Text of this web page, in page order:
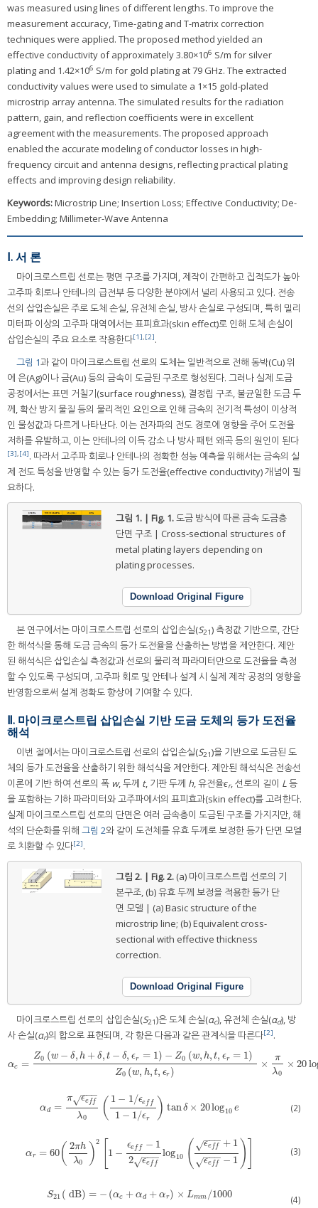
was measured using lines of different lengths. To improve the
measurement accuracy, Time-gating and T-matrix correction
techniques were applied. The proposed method yielded an
effective conductivity of approximately 3.80×106 S/m for silver
plating and 1.42×106 S/m for gold plating at 79 GHz. The extracted
conductivity values were used to simulate a 1×15 gold-plated
microstrip array antenna. The simulated results for the radiation
pattern, gain, and reflection coefficients were in excellent
agreement with the measurements. The proposed approach
enabled the accurate modeling of conductor losses in high-
frequency circuit and antenna designs, reflecting practical plating
effects and improving design reliability.
Keywords:Microstrip Line; Insertion Loss; Effective Conductivity; De-
Embedding; Millimeter-Wave Antenna
Ⅰ. 서 론
마이크로스트립 선로는 평면 구조를 가지며, 제작이 간편하고 집적도가 높아
고주파 회로나 안테나의 급전부 등 다양한 분야에서 널리 사용되고 있다. 전송
선의 삽입손실은 주로 도체 손실, 유전체 손실, 방사 손실로 구성되며, 특히 밀리
미터파 이상의 고주파 대역에서는 표피효과(skin effect)로 인해 도체 손실이
삽입손실의 주요 요소로 작용한다[1],[2].
그림 1과 같이 마이크로스트립 선로의 도체는 일반적으로 전해 동박(Cu) 위
에 은(Ag)이나 금(Au) 등의 금속이 도금된 구조로 형성된다. 그러나 실제 도금
공정에서는 표면 거칠기(surface roughness), 결정립 구조, 불균일한 도금 두
께, 확산 방지 물질 등의 물리적인 요인으로 인해 금속의 전기적 특성이 이상적
인 물성값과 다르게 나타난다. 이는 전자파의 전도 경로에 영향을 주어 도전율
저하를 유발하고, 이는 안테나의 이득 감소 나 방사 패턴 왜곡 등의 원인이 된다
[3],[4]. 따라서 고주파 회로나 안테나의 정확한 성능 예측을 위해서는 금속의 실
제 전도 특성을 반영할 수 있는 등가 도전율(effective conductivity) 개념이 필
요하다.
그림 1. | Fig. 1.도금 방식에 따른 금속 도금층
단면 구조 | Cross-sectional structures of
metal plating layers depending on
plating processes.
Download Original Figure
본 연구에서는 마이크로스트립 선로의 삽입손실(S21) 측정값 기반으로, 간단
한 해석식을 통해 도금 금속의 등가 도전율을 산출하는 방법을 제안한다. 제안
된 해석식은 삽입손실 측정값과 선로의 물리적 파라미터만으로 도전율을 측정
할 수 있도록 구성되며, 고주파 회로 및 안테나 설계 시 실제 제작 공정의 영향을
반영함으로써 설계 정확도 향상에 기여할 수 있다.
Ⅱ. 마이크로스트립 삽입손실 기반 도금 도체의 등가 도전율
해석
이번 절에서는 마이크로스트립 선로의 삽입손실(S21)을 기반으로 도금된 도
체의 등가 도전율을 산출하기 위한 해석식을 제안한다. 제안된 해석식은 전송선
이론에 기반 하여 선로의 폭 w, 두께 t, 기판 두께 h, 유전율ϵr, 선로의 길이 L등
을 포함하는 기하 파라미터와 고주파에서의 표피효과(skin effect)를 고려한다.
실제 마이크로스트립 선로의 단면은 여러 금속층이 도금된 구조를 가지지만, 해
석의 단순화를 위해 그림 2와 같이 도전체를 유효 두께로 보정한 등가 단면 모델
로 치환할 수 있다[2].
그림 2. | Fig. 2. (a) 마이크로스트립 선로의 기
본구조, (b) 유효 두께 보정을 적용한 등가 단
면 모델 | (a) Basic structure of the
microstrip line; (b) Equivalent cross-
sectional with effective thickness
correction.
Download Original Figure
마이크로스트립 선로의 삽입손실(S21)은 도체 손실(αc), 유전체 손실(αd), 방
사 손실(αr)의 합으로 표현되며, 각 항은 다음과 같은 관계식을 따른다[2].
αc =
Z0 (w − δ, h + δ, t − δ, ϵr = 1) − Z0 (w, h, t, ϵr = 1)
Z0 (w, h, t, ϵr )
×
π
λ0
× 20
αc=Z0w−δ,h+δ,t−δ,ϵr=1−Z0w,h,t,ϵr=1Z0w,h,t,ϵr×πλ0× 20 log10e
αd =
π ϵeff
− −
−
√
λ0 ( 1 − 1/ϵe ff
1 − 1/ϵr ) tanδ × 20log10 e
α d=πϵefλ 01 −1/ϵef1−1/ϵ rtanδ×20log10e (2)
αr = 60( 2πh
λ0 )2
1 −
ϵe ff − 1
2
ϵe ff
− −
−
√
log10 ( ϵe ff
− −
−
√ + 1
ϵe ff
− −
−
√ − 1 )
αr= 602πh λ 1− ϵe f−12ϵeflog10ϵ ef +1ϵef−1 (3)
S21 ( dB) = − (αc + αd + αr) × Lmm /1000
S21 (dB) =−α c+αd+ αr×Lm m/ 1000 (4)